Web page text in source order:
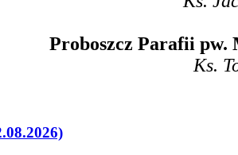
Proboszcz Parafii
Ks.